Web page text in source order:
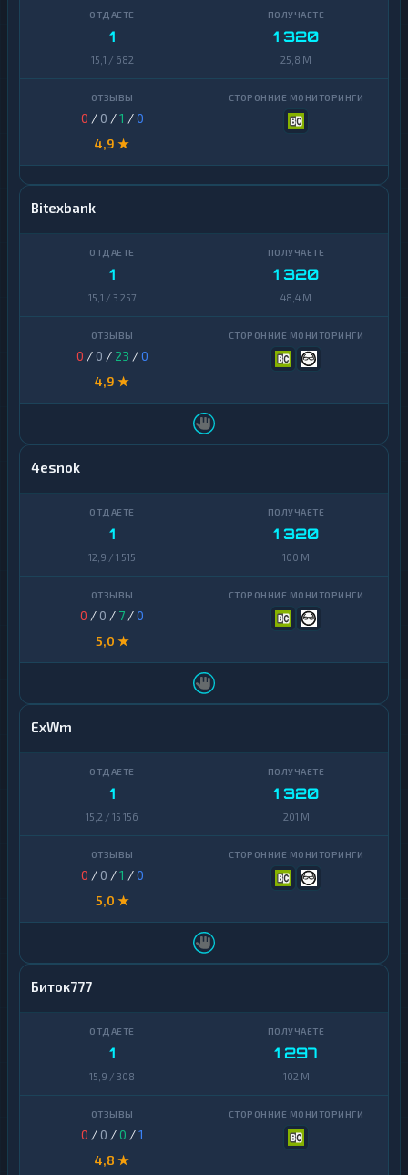
1
15,1 / 682
1 320
25,8 M
0 / 0 /1 /0
4,9 ★
Bitexbank
1
15,1 / 3 257
1 320
48,4 M
0 / 0 / 23 /0
4,9 ★
4esnok
1
12,9 / 1 515
1 320
100 M
0 / 0 / 7 /0
5,0 ★
ExWm
1
15,2 / 15 156
1 320
201 M
0 / 0 /1 /0
5,0 ★
Биток777
1
15,9 / 308
1 297
102 M
0 / 0 /0 /1
4,8 ★